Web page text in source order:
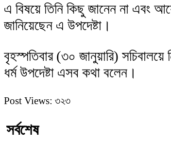
এ বিষয়ে তিনি কিছু জানেন না এবং
জানিয়েছেন এ উপদেষ্টা।
বৃহস্পতিবার (৩০ জানুয়ারি)
ধর্ম উপদেষ্টা এসব কথা বলেন।
Post Views: ৩২৩
সর্বশেষ